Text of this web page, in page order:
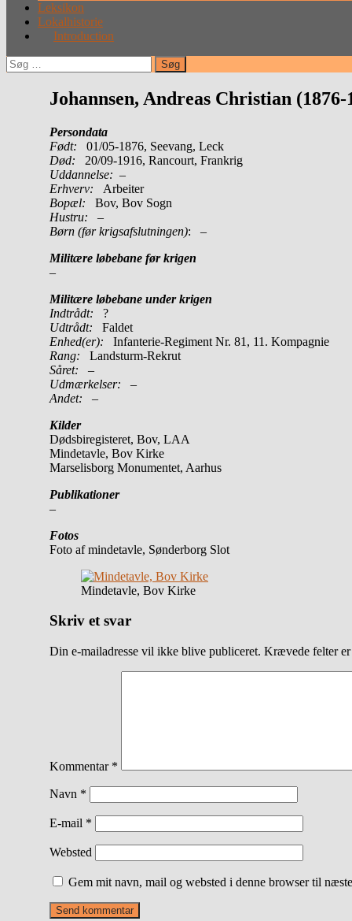
Leksikon
Lokalhistorie
Introduction
Søg
efter:
Johannsen, Andreas Christian (1876-
Persondata
Født: 01/05-1876, Seevang, Leck
Død: 20/09-1916, Rancourt, Frankrig
Uddannelse: –
Erhverv: Arbeiter
Bopæl: Bov, Bov Sogn
Hustru: –
Børn (før krigsafslutningen): –
Militære løbebane før krigen
–
Militære løbebane under krigen
Indtrådt: ?
Udtrådt: Faldet
Enhed(er):
Infanterie-Regiment Nr. 81, 11. Kompagnie
Rang:
Landsturm-Rekrut
Såret: –
Udmærkelser: –
Andet: –
Kilder
Dødsbiregisteret, Bov, LAA
Mindetavle, Bov Kirke
Marselisborg Monumentet, Aarhus
Publikationer
–
Fotos
Foto af mindetavle, Sønderborg Slot
Mindetavle, Bov Kirke
Skriv et svar
Din e-mailadresse vil ikke blive publiceret. Krævede felter er
Kommentar *
Navn *
E-mail *
Websted
Gem mit navn, mail og websted i denne browser til